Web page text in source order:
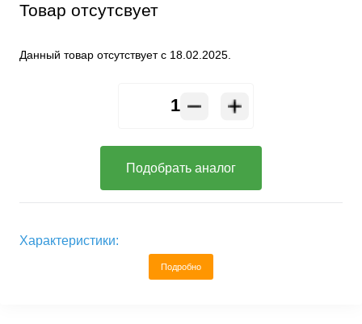
Товар отсутсвует
Данный товар отсутствует с 18.02.2025.
Подобрать аналог
Характеристики:
Подробно